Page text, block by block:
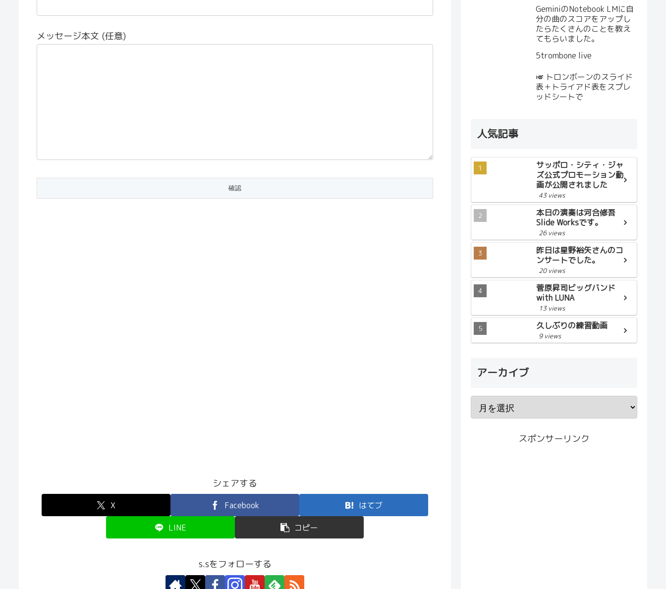
メッセージ本文 (任意)
シェアする
X Facebook はてブ
LINE コピー
s.sをフォローする
GeminiのNotebook LMに自
分の曲のスコアをアップし
たらたくさんのことを教え
てもらいました。
5trombone live
🎺 トロンボーンのスライド
表＋トライアド表をスプレ
ッドシートで
人気記事
サッポロ・シティ・ジャ
ズ公式プロモーション動
画が公開されました
43 views
本日の演奏は河合修吾
Slide Worksです。
26 views
昨日は星野裕矢さんのコ
ンサートでした。
20 views
菅原昇司ビッグバンド
with LUNA
13 views
久しぶりの練習動画
9 views
アーカイブ
スポンサーリンク